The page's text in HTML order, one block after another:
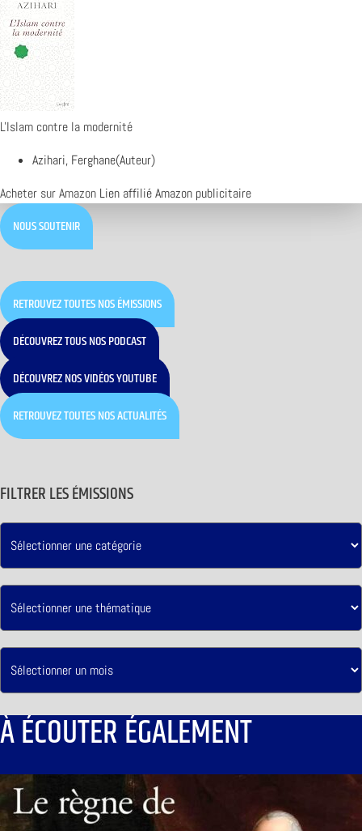
L'Islam contre la modernité
Azihari, Ferghane(Auteur)
Acheter sur Amazon Lien affilié Amazon publicitaire
NOUS SOUTENIR
RETROUVEZ TOUTES NOS ÉMISSIONS
DÉCOUVREZ TOUS NOS PODCAST
DÉCOUVREZ NOS VIDÉOS YOUTUBE
RETROUVEZ TOUTES NOS ACTUALITÉS
FILTRER LES ÉMISSIONS
À ÉCOUTER ÉGALEMENT